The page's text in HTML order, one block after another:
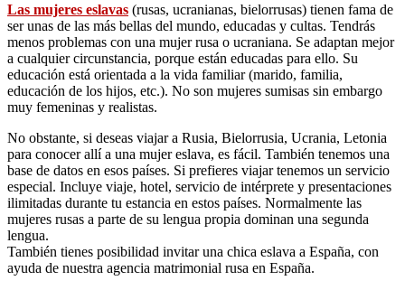
Las mujeres eslavas (rusas, ucranianas, bielorrusas) tienen fama de
ser unas de las más bellas del mundo, educadas y cultas. Tendrás
menos problemas con una mujer rusa o ucraniana. Se adaptan mejor
a cualquier circunstancia, porque están educadas para ello. Su
educación está orientada a la vida familiar (marido, familia,
educación de los hijos, etc.). No son mujeres sumisas sin embargo
muy femeninas y realistas.
No obstante, si deseas viajar a Rusia, Bielorrusia, Ucrania, Letonia
para conocer allí a una mujer eslava, es fácil. También tenemos una
base de datos en esos países. Si prefieres viajar tenemos un servicio
especial. Incluye viaje, hotel, servicio de intérprete y presentaciones
ilimitadas durante tu estancia en estos países. Normalmente las
mujeres rusas a parte de su lengua propia dominan una segunda
lengua.
También tienes posibilidad invitar una chica eslava a España, con
ayuda de nuestra agencia matrimonial rusa en España.